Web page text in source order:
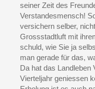
seiner Zeit des
Verstandesmensch!
versichern selber,
Grossstadtluft mit
schuld, wie Sie ja
man gerade für das,
Da hat das Landleben
Vierteljahr geniessen